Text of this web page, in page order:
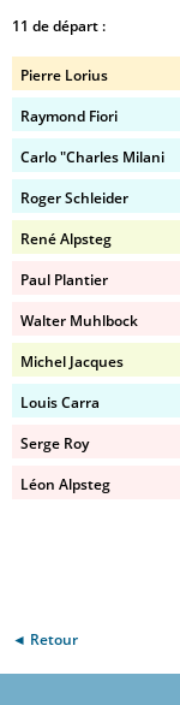
11 de départ :
Pierre Lorius
Raymond Fiori
Carlo "Charles Milani
Roger Schleider
René Alpsteg
Paul Plantier
Walter Muhlbock
Michel Jacques
Louis Carra
Serge Roy
Léon Alpsteg
◄ Retour